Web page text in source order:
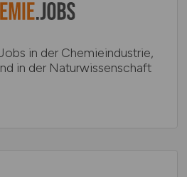
in der Chemieindustrie,
in der Naturwissenschaft